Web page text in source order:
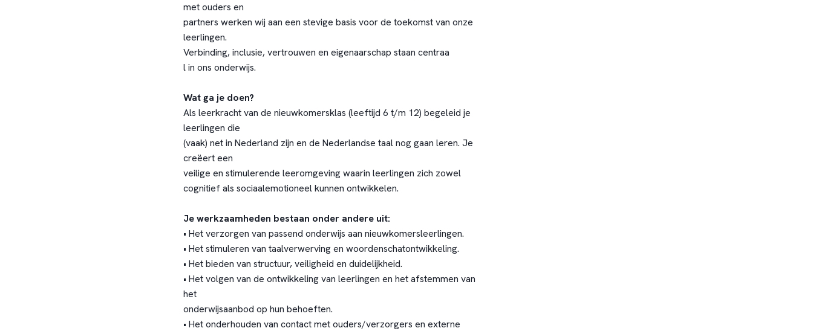
met ouders en
partners werken wij aan een stevige basis voor de toekomst van onze
leerlingen.
Verbinding, inclusie, vertrouwen en eigenaarschap staan centraa
l in ons onderwijs.
Wat ga je doen?
Als leerkracht van de nieuwkomersklas (leeftijd 6 t/m 12) begeleid je
leerlingen die
(vaak) net in Nederland zijn en de Nederlandse taal nog gaan leren. Je
creëert een
veilige en stimulerende leeromgeving waarin leerlingen zich zowel
cognitief als sociaalemotioneel kunnen ontwikkelen.
Je werkzaamheden bestaan onder andere uit:
• Het verzorgen van passend onderwijs aan nieuwkomersleerlingen.
• Het stimuleren van taalverwerving en woordenschatontwikkeling.
• Het bieden van structuur, veiligheid en duidelijkheid.
• Het volgen van de ontwikkeling van leerlingen en het afstemmen van
het
onderwijsaanbod op hun behoeften.
• Het onderhouden van contact met ouders/verzorgers en externe